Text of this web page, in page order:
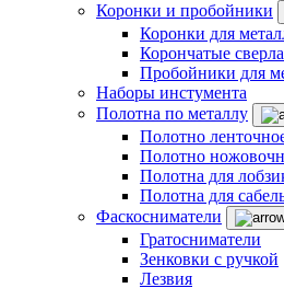
Коронки и пробойники
Коронки для
Корончатые
Пробойники для
Наборы инстумента
Полотна по металлу
Полотно
Полотно
Полотна для
Полотна для
Фаскосниматели
Гратосниматели
Зенковки с ручкой
Лезвия